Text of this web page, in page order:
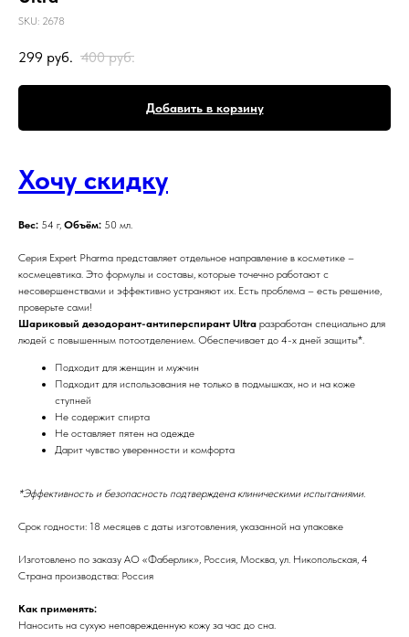
SKU: 2678
299 руб. 400 руб.
Добавить в корзину
Хочу скидку
Вес: 54 г, Объём: 50 мл.
Серия Expert Pharma представляет отдельное направление в косметике –
космецевтика. Это формулы и составы, которые точечно работают с
несовершенствами и эффективно устраняют их. Есть проблема – есть решение,
проверьте сами!
Шариковый дезодорант-антиперспирант Ultra разработан специально для
людей с повышенным потоотделением. Обеспечивает до 4-х дней защиты*.
Подходит для женщин и мужчин
Подходит для использования не только в подмышках, но и на коже
ступней
Не содержит спирта
Не оставляет пятен на одежде
Дарит чувство уверенности и комфорта
*Эффективность и безопасность подтверждена клиническими испытаниями.
Срок годности: 18 месяцев с даты изготовления, указанной на упаковке
Изготовлено по заказу АО «Фаберлик», Россия, Москва, ул. Никопольская, 4
Страна производства: Россия
Как применять:
Наносить на сухую неповрежденную кожу за час до сна.